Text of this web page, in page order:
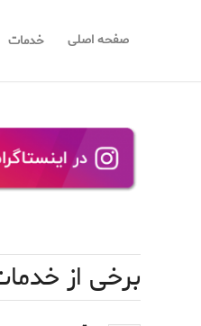
صفحه اصلی خدمات
برخی از